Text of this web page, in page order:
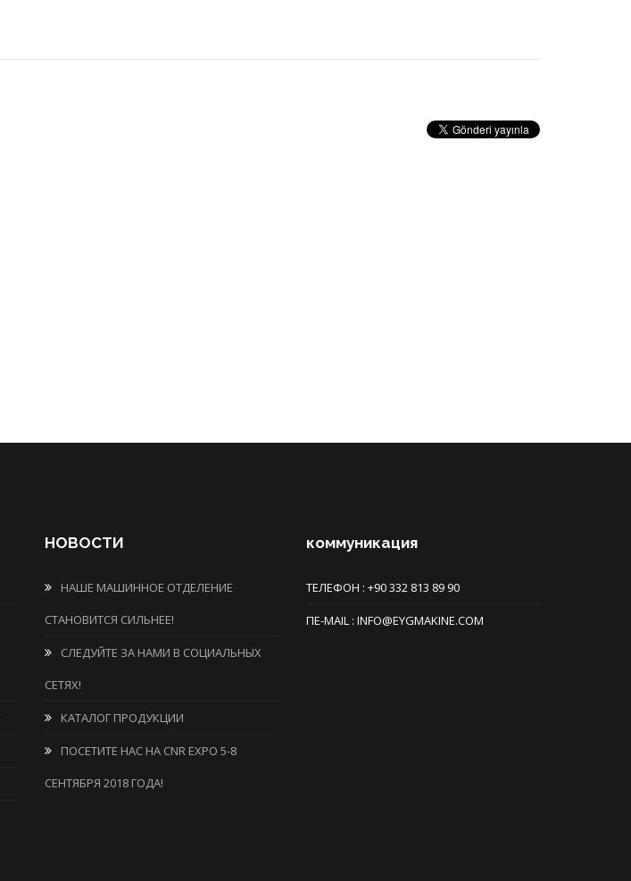
НОВОСТИ
НАШЕ МАШИННОЕ ОТДЕЛЕНИЕ
СТАНОВИТСЯ СИЛЬНЕЕ!
СЛЕДУЙТЕ ЗА НАМИ В СОЦИАЛЬНЫХ
СЕТЯХ!
КАТАЛОГ ПРОДУКЦИИ
ПОСЕТИТЕ НАС НА CNR EXPO 5-8
СЕНТЯБРЯ 2018 ГОДА!
коммуникация
ТЕЛЕФОН : +90 332 813 89 90
ПE-MAIL : INFO@EYGMAKINE.COM